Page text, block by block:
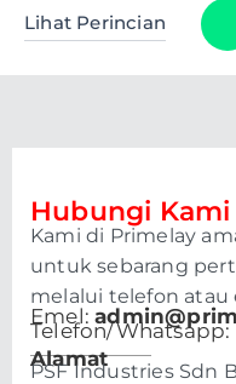
Lihat Perincian
Hubungi Kami
Kami di Primelay
untuk sebarang
melalui telefon atau
Emel:
Telefon/Whatsapp:
Alamat
PSF Industries Sdn